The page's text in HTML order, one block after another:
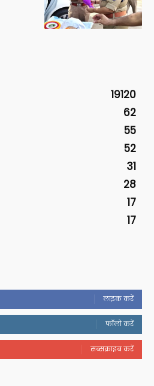
19120
62
55
52
31
28
17
17
लाइक करें
फॉलो करें
सब्सक्राइब करें